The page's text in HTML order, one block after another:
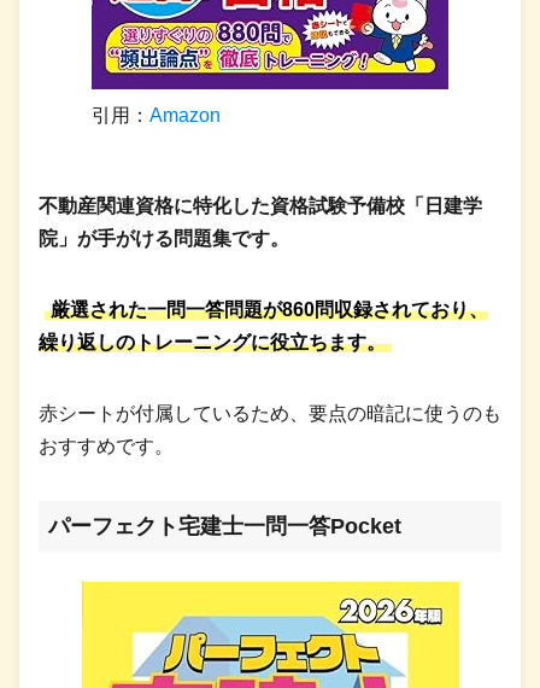
引用： Amazon
不動産関連資格に特化した資格試験予備校「日建学
院」が手がける問題集です。
厳選された一問一答問題が860問収録されており、
繰り返しのトレーニングに役立ちます。
赤シートが付属しているため、要点の暗記に使うのも
おすすめです。
パーフェクト宅建士一問一答Pocket